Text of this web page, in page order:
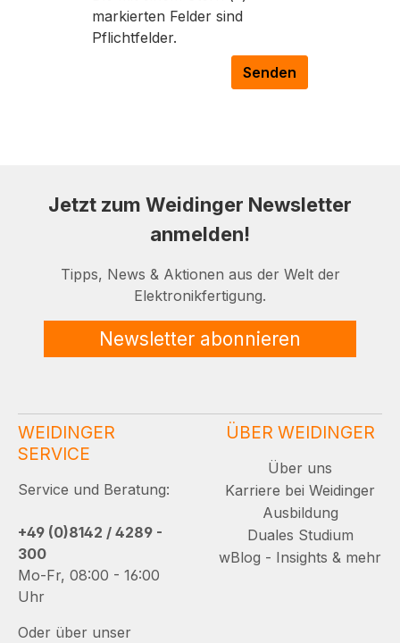
markierten Felder sind
Pflichtfelder.
Senden
Jetzt zum Weidinger Newsletter
anmelden!
Tipps, News & Aktionen aus der Welt der
Elektronikfertigung.
Newsletter abonnieren
WEIDINGER
SERVICE
Service und Beratung:
+49 (0)8142 / 4289 -
300
Mo-Fr, 08:00 - 16:00
Uhr
Oder über unser
ÜBER WEIDINGER
Über uns
Karriere bei Weidinger
Ausbildung
Duales Studium
wBlog - Insights & mehr